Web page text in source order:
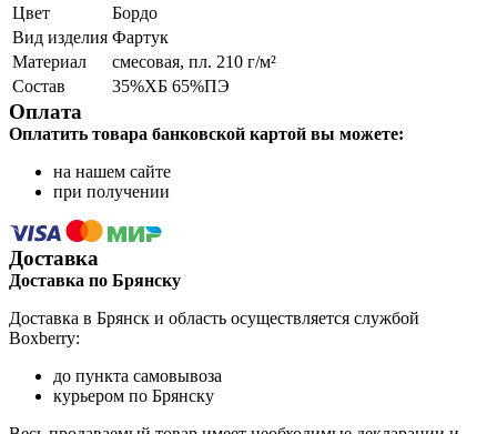
Цвет
Бордо
Вид изделия Фартук
Материал
смесовая, пл. 210 г/м²
Состав
35%ХБ 65%ПЭ
Оплата
Оплатить товара банковской картой вы можете:
на нашем сайте
при получении
Доставка
Доставка по Брянску
Доставка в Брянск и область осуществляется службой
Boxberry:
до пункта самовывоза
курьером по Брянску